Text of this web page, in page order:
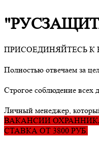
ПРИСОЕДИНЯЙТЕСЬ
Полностью отвечаем за
Строгое соблюдение всех
Личный менеджер,
ВАКАНСИИ
СТАВКА ОТ 3800 РУБ.